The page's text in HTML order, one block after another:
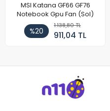
MSI Katana GF66 GF76
Notebook Gpu Fan (Sol)
%20
1.138,80 TL
911,04 TL